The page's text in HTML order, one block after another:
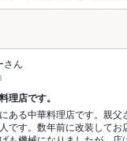
さん
理店です。
ある中華料理店です。親父
です。数年前に改装してお